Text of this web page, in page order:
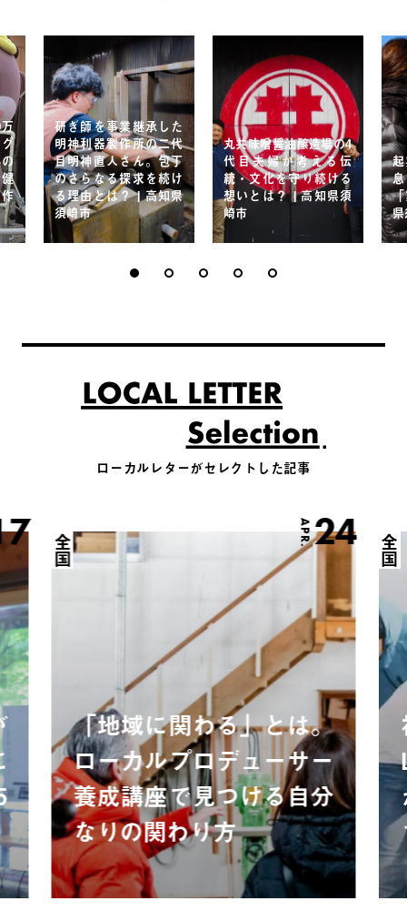
研ぎ師を事業継承した
明神利器製作所の二代
目明神直人さん。包丁
のさらなる探求を続け
る理由とは？ | 高知県
須崎市
丸共味噌醤油醸造場の4
代目夫婦が考える伝
統・文化を守り続ける
想いとは？ | 高知県須
崎市
ローカルレターがセレクトした記事
APR.24
全国
「地域に関わる」とは。
ローカルプロデューサー
養成講座で見つける自分
なりの関わり方
全国